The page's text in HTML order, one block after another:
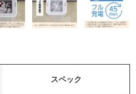
スペック